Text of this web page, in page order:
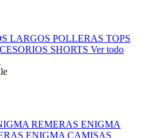
LARGOS POLLERAS TOPS
SHORTS Ver todo
REMERAS ENIGMA
ENIGMA CAMISAS